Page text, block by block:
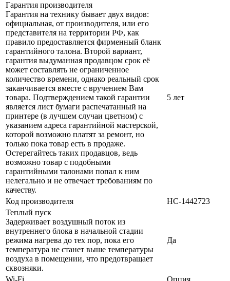
Гарантия производителя
Гарантия на технику бывает двух видов:
официальная, от производителя, или его
представителя на территории РФ, как
правило предоставляется фирменный бланк
гарантийного талона. Второй вариант,
гарантия выдуманная продавцом срок её
может составлять не ограниченное
количество времени, однако реальный срок
заканчивается вместе с вручением Вам
товара. Подтверждением такой гарантии
является лист бумаги распечатанный на
принтере (в лучшем случаи цветном) с
указанием адреса гарантийной мастерской,
которой возможно платят за ремонт, но
только пока товар есть в продаже.
Остерегайтесь таких продавцов, ведь
возможно товар с подобными
гарантийными талонами попал к ним
нелегально и не отвечает требованиям по
качеству.
5 лет
Код производителя
НС-1442723
Теплый пуск
Задерживает воздушный поток из
внутреннего блока в начальной стадии
режима нагрева до тех пор, пока его
температура не станет выше температуры
воздуха в помещении, что предотвращает
сквозняки.
Да
Wi-Fi
Опция